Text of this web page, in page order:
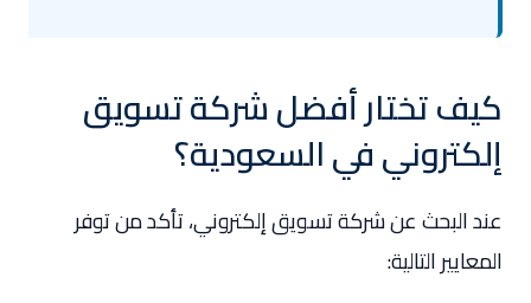
كيف تختار أفضل شركة تسويق
إلكتروني في السعودية؟
عند البحث عن شركة تسويق إلكتروني، تأكد من توفر
المعايير التالية: